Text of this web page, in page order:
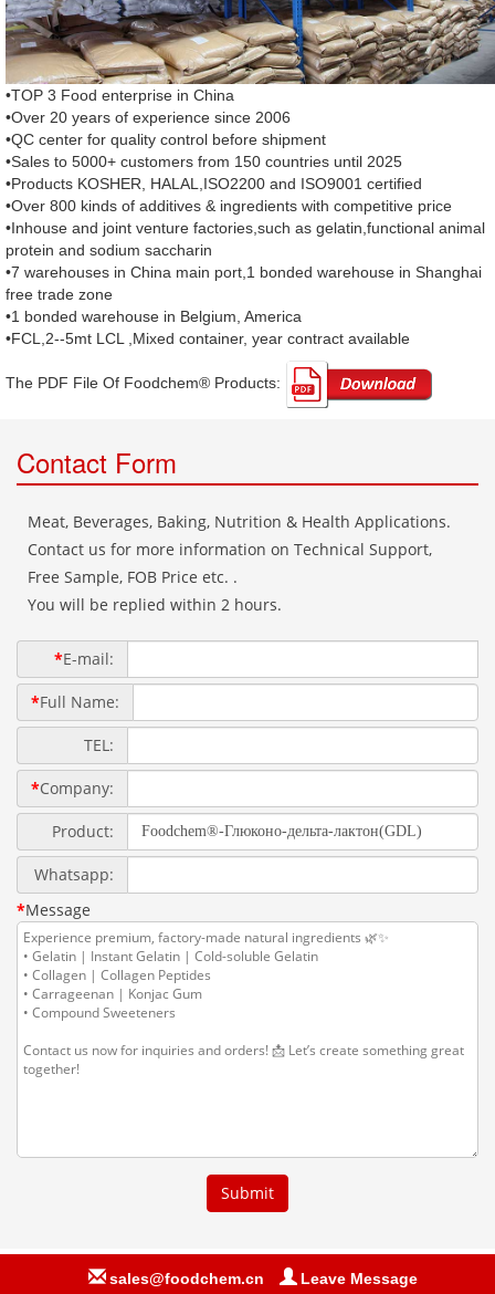
•TOP 3 Food enterprise in China
•Over 20 years of experience since 2006
•QC center for quality control before shipment
•Sales to 5000+ customers from 150 countries until 2025
•Products KOSHER, HALAL,ISO2200 and ISO9001 certified
•Over 800 kinds of additives & ingredients with competitive price
•Inhouse and joint venture factories,such as gelatin,functional animal
protein and sodium saccharin
•7 warehouses in China main port,1 bonded warehouse in Shanghai
free trade zone
•1 bonded warehouse in Belgium, America
•FCL,2--5mt LCL ,Mixed container, year contract available
The PDF File Of Foodchem® Products:
sales@foodchem.cn Leave Message